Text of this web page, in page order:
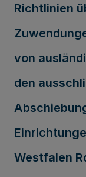
Richtlinien
von
den
Westfalen